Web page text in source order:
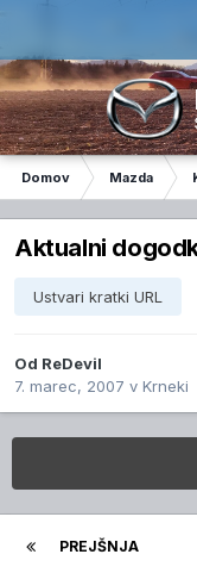
Domov Mazda
Aktualni
Ustvari kratki URL
Od ReDevil
7. marec, 2007 v Krneki
PREJŠNJA